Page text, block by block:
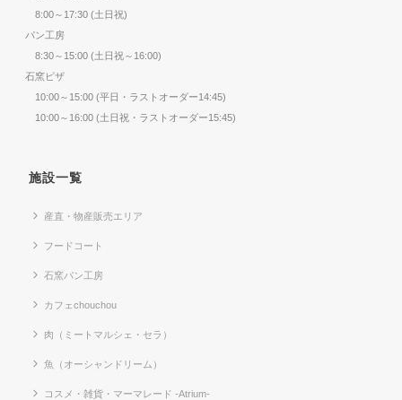
8:00～17:30 (土日祝)
パン工房
8:30～15:00 (土日祝～16:00)
石窯ピザ
10:00～15:00 (平日・ラストオーダー14:45)
10:00～16:00 (土日祝・ラストオーダー15:45)
施設一覧
産直・物産販売エリア
フードコート
石窯パン工房
カフェchouchou
肉（ミートマルシェ・セラ）
魚（オーシャンドリーム）
コスメ・雑貨・マーマレード -Atrium-